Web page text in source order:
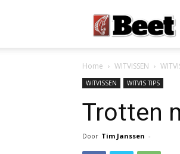
Home WITVISSEN
WITVISSEN WITVIS TIPS
Trotten
Door Tim Janssen -